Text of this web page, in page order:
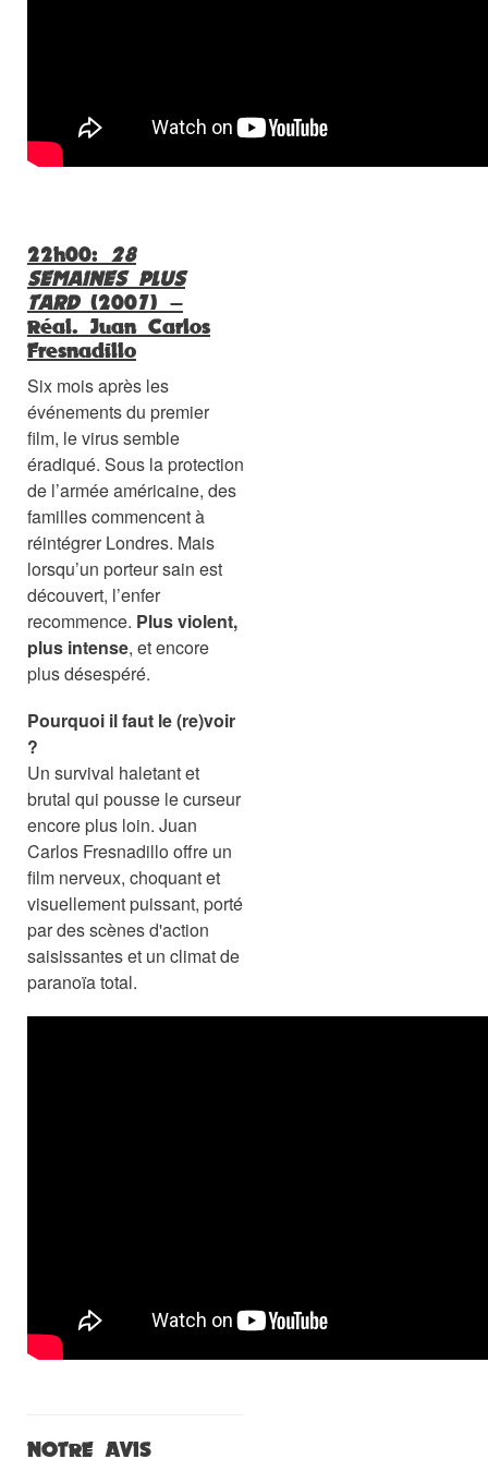
22h00: 28
SEMAINES PLUS
TARD(2007) –
Réal. Juan Carlos
Fresnadillo
Six mois après les
événements du premier
film, le virus semble
éradiqué. Sous la protection
de l’armée américaine, des
familles commencent à
réintégrer Londres. Mais
lorsqu’un porteur sain est
découvert, l’enfer
recommence. Plus violent,
plus intense, et encore
plus désespéré.
Pourquoi il faut le (re)voir
?
Un survival haletant et
brutal qui pousse le curseur
encore plus loin. Juan
Carlos Fresnadillo offre un
film nerveux, choquant et
visuellement puissant, porté
par des scènes d'action
saisissantes et un climat de
paranoïa total.
NOTRE AVIS